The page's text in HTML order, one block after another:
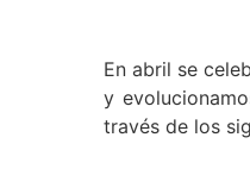
En abril se
y
través de los